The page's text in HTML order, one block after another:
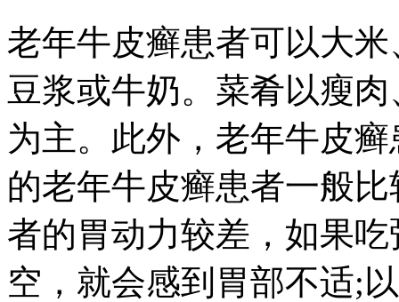
老年牛皮癣患者可以大
豆浆或牛奶。菜肴以瘦
为主。此外，老年牛皮
的老年牛皮癣患者一般
者的胃动力较差，如果
空，就会感到胃部不适;